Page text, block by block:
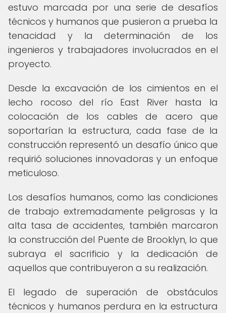
estuvo marcada por una serie de desafíos
técnicos y humanos que pusieron a prueba la
tenacidad y la determinación de los
ingenieros y trabajadores involucrados en el
proyecto.
Desde la excavación de los cimientos en el
lecho rocoso del río East River hasta la
colocación de los cables de acero que
soportarían la estructura, cada fase de la
construcción representó un desafío único que
requirió soluciones innovadoras y un enfoque
meticuloso.
Los desafíos humanos, como las condiciones
de trabajo extremadamente peligrosas y la
alta tasa de accidentes, también marcaron
la construcción del Puente de Brooklyn, lo que
subraya el sacrificio y la dedicación de
aquellos que contribuyeron a su realización.
El legado de superación de obstáculos
técnicos y humanos perdura en la estructura